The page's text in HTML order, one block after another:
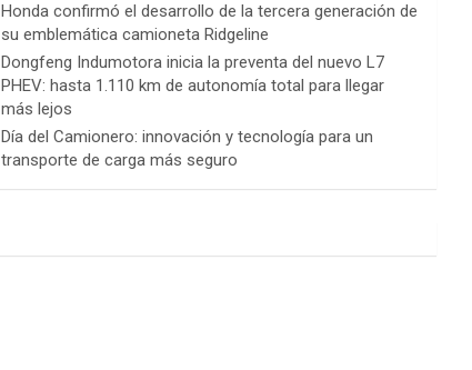
Honda confirmó el desarrollo de la tercera generación de
su emblemática camioneta Ridgeline
Dongfeng Indumotora inicia la preventa del nuevo L7
PHEV: hasta 1.110 km de autonomía total para llegar
más lejos
Día del Camionero: innovación y tecnología para un
transporte de carga más seguro